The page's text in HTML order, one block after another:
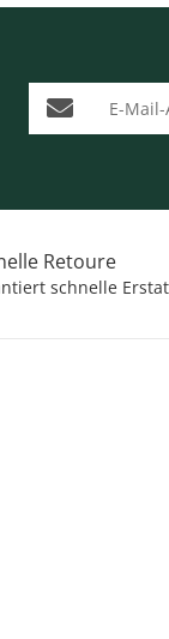
Retoure
schnelle
E-Mail-Adresse